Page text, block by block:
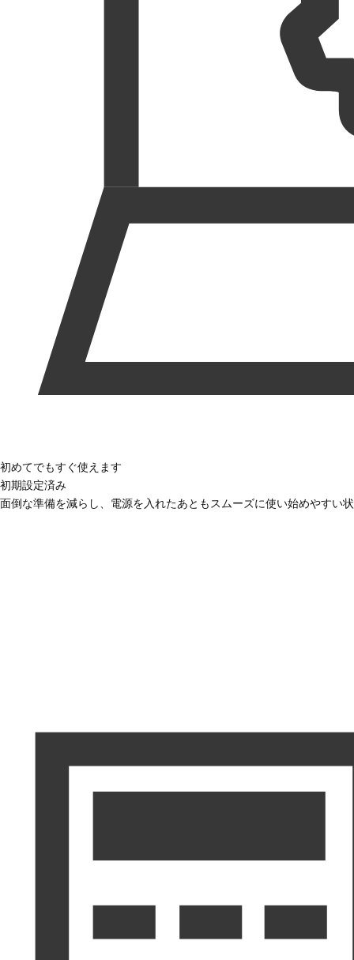
初めてでもすぐ使えます
初期設定済み
面倒な準備を減らし、電源を入れたあともスムーズに使い始めやすい